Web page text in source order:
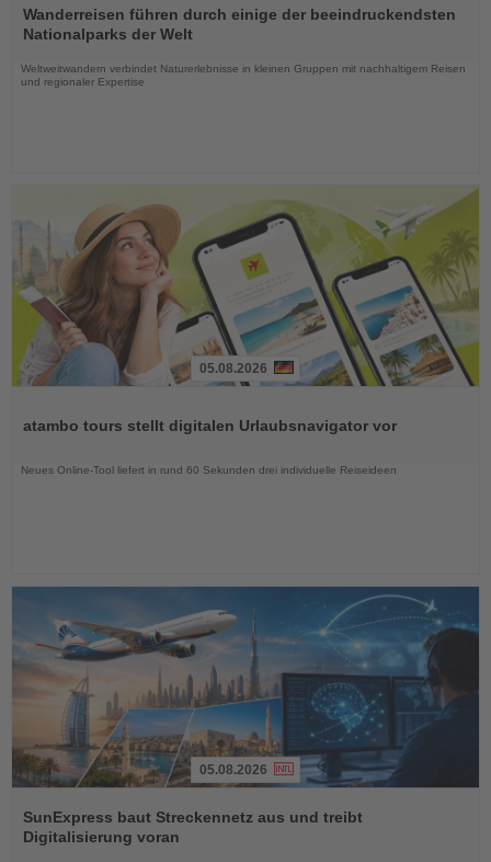
Sie
die
Nachrichten
Wanderreisen führen durch einige der beeindruckendsten
Nationalparks der Welt
Weltweitwandern verbindet Naturerlebnisse in kleinen Gruppen mit nachhaltigem Reisen
und regionaler Expertise
die
05.08.2026
atambo tours stellt digitalen Urlaubsnavigator vor
Neues Online-Tool liefert in rund 60 Sekunden drei individuelle Reiseideen
Sie
die
Nachrichten
05.08.2026
SunExpress baut Streckennetz aus und treibt
Digitalisierung voran